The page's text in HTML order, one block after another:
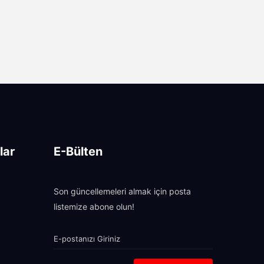
E-Bülten
Son güncellemeleri almak için posta
listemize abone olun!